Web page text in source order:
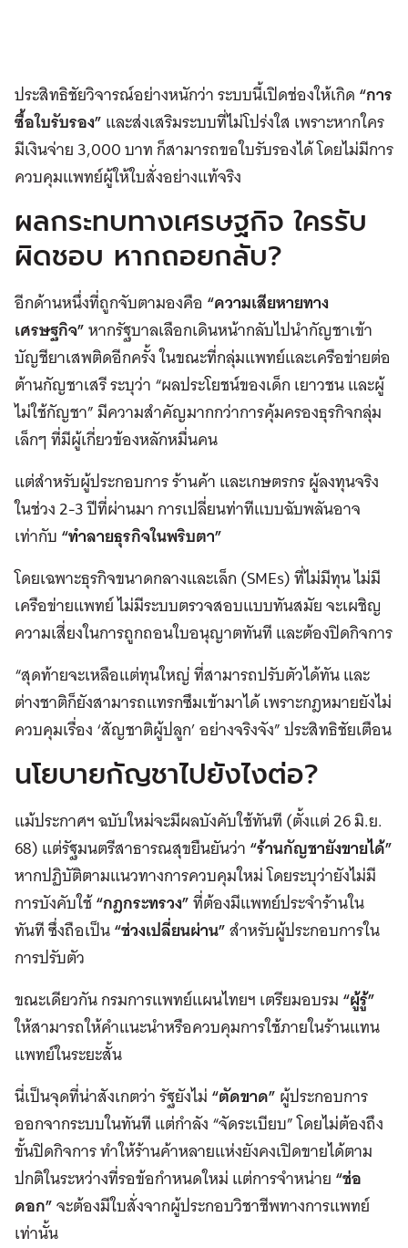
ประสิทธิชัยวิจารณ์อย่างหนักว่า ระบบนี้เปิดช่องให้เกิด“การ
ซื้อใบรับรอง”และส่งเสริมระบบที่ไม่โปร่งใส เพราะหากใคร
มีเงินจ่าย 3,000 บาท ก็สามารถขอใบรับรองได้ โดยไม่มีการ
ควบคุมแพทย์ผู้ให้ใบสั่งอย่างแท้จริง
ผลกระทบทางเศรษฐกิจ ใครรับ
ผิดชอบ หากถอยกลับ?
อีกด้านหนึ่งที่ถูกจับตามองคือ “ความเสียหายทาง
เศรษฐกิจ”หากรัฐบาลเลือกเดินหน้ากลับไปนำกัญชาเข้า
บัญชียาเสพติดอีกครั้ง ในขณะที่กลุ่มแพทย์และเครือข่ายต่อ
ต้านกัญชาเสรี ระบุว่า “ผลประโยชน์ของเด็ก เยาวชน และผู้
ไม่ใช้กัญชา” มีความสำคัญมากกว่าการคุ้มครองธุรกิจกลุ่ม
เล็กๆ ที่มีผู้เกี่ยวข้องหลักหมื่นคน
แต่สำหรับผู้ประกอบการ ร้านค้า และเกษตรกร ผู้ลงทุนจริง
ในช่วง 2-3 ปีที่ผ่านมา การเปลี่ยนท่าทีแบบฉับพลันอาจ
เท่ากับ“ทำลายธุรกิจในพริบตา”
โดยเฉพาะธุรกิจขนาดกลางและเล็ก (SMEs) ที่ไม่มีทุน ไม่มี
เครือข่ายแพทย์ ไม่มีระบบตรวจสอบแบบทันสมัย จะเผชิญ
ความเสี่ยงในการถูกถอนใบอนุญาตทันที และต้องปิดกิจการ
“สุดท้ายจะเหลือแต่ทุนใหญ่ ที่สามารถปรับตัวได้ทัน และ
ต่างชาติก็ยังสามารถแทรกซึมเข้ามาได้ เพราะกฎหมายยังไม่
ควบคุมเรื่อง ‘สัญชาติผู้ปลูก’ อย่างจริงจัง” ประสิทธิชัยเตือน
นโยบายกัญชาไปยังไงต่อ?
แม้ประกาศฯ ฉบับใหม่จะมีผลบังคับใช้ทันที (ตั้งแต่ 26 มิ.ย.
68) แต่รัฐมนตรีสาธารณสุขยืนยันว่า“ร้านกัญชายังขายได้”
หากปฏิบัติตามแนวทางการควบคุมใหม่ โดยระบุว่ายังไม่มี
การบังคับใช้“กฎกระทรวง”ที่ต้องมีแพทย์ประจำร้านใน
ทันที ซึ่งถือเป็น“ช่วงเปลี่ยนผ่าน”สำหรับผู้ประกอบการใน
การปรับตัว
ขณะเดียวกัน กรมการแพทย์แผนไทยฯ เตรียมอบรม“ผู้รู้”
ให้สามารถให้คำแนะนำหรือควบคุมการใช้ภายในร้านแทน
แพทย์ในระยะสั้น
นี่เป็นจุดที่น่าสังเกตว่า รัฐยังไม่“ตัดขาด”ผู้ประกอบการ
ออกจากระบบในทันที แต่กำลัง “จัดระเบียบ” โดยไม่ต้องถึง
ขั้นปิดกิจการ ทำให้ร้านค้าหลายแห่งยังคงเปิดขายได้ตาม
ปกติในระหว่างที่รอข้อกำหนดใหม่ แต่การจำหน่าย“ช่อ
ดอก”จะต้องมีใบสั่งจากผู้ประกอบวิชาชีพทางการแพทย์
เท่านั้น